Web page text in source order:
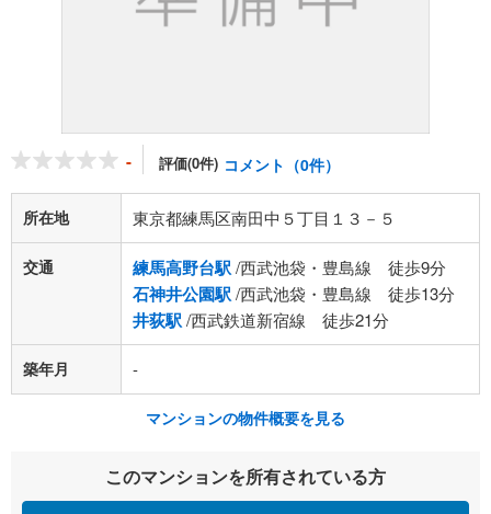
- 評価(0件) コメント（0件）
所在地 東京都練馬区南田中５丁目１３－５
交通 練馬高野台駅/西武池袋・豊島線 徒歩9分
石神井公園駅/西武池袋・豊島線 徒歩13分
井荻駅/西武鉄道新宿線 徒歩21分
築年月 -
マンションの物件概要を見る
このマンションを所有されている方